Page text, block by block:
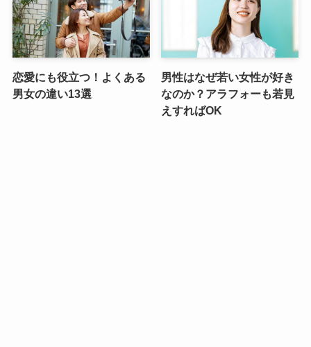
恋愛にも役立つ！よくある
男女の違い13選
男性はなぜ若い女性が好き
なのか？アラフォーも若見
えすればOK